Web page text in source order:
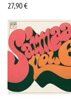
27,90€